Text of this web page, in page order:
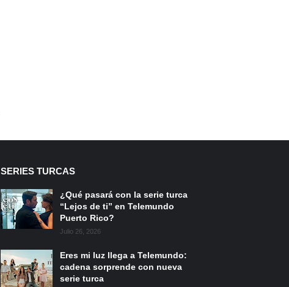
SERIES TURCAS
¿Qué pasará con la serie turca
“Lejos de ti” en Telemundo
Puerto Rico?
Julio 26, 2026
Eres mi luz llega a Telemundo:
cadena sorprende con nueva
serie turca